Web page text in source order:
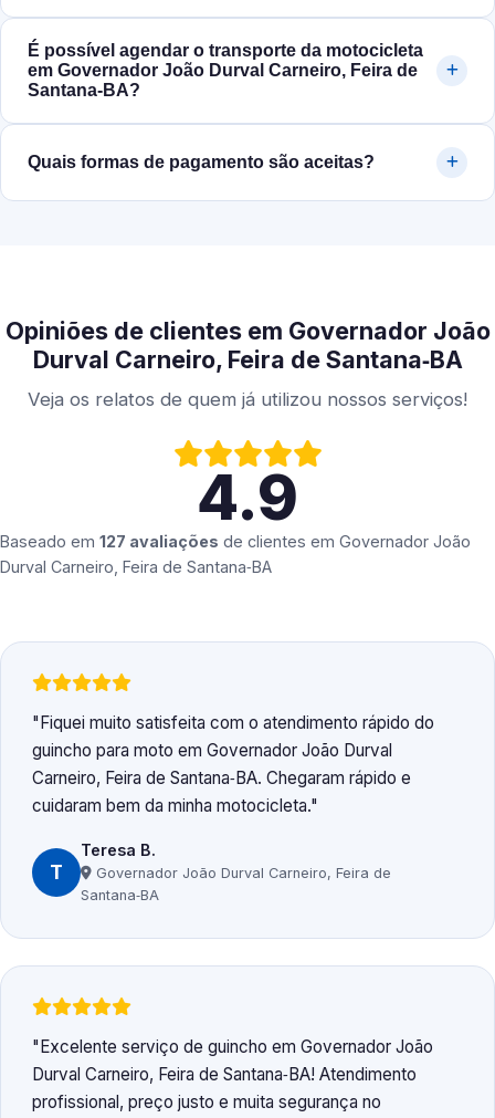
É possível agendar o transporte da motocicleta
em Governador João Durval Carneiro, Feira de
Santana‑BA?
Quais formas de pagamento são aceitas?
Opiniões de clientes em Governador João
Durval Carneiro, Feira de Santana‑BA
Veja os relatos de quem já utilizou nossos serviços!
4.9
Baseado em 127 avaliações de clientes em Governador João
Durval Carneiro, Feira de Santana‑BA
Fiquei muito satisfeita com o atendimento rápido do
guincho para moto em Governador João Durval
Carneiro, Feira de Santana‑BA. Chegaram rápido e
cuidaram bem da minha motocicleta.
T
Teresa B.
Governador João Durval Carneiro, Feira de
Santana‑BA
Excelente serviço de guincho em Governador João
Durval Carneiro, Feira de Santana‑BA! Atendimento
profissional, preço justo e muita segurança no